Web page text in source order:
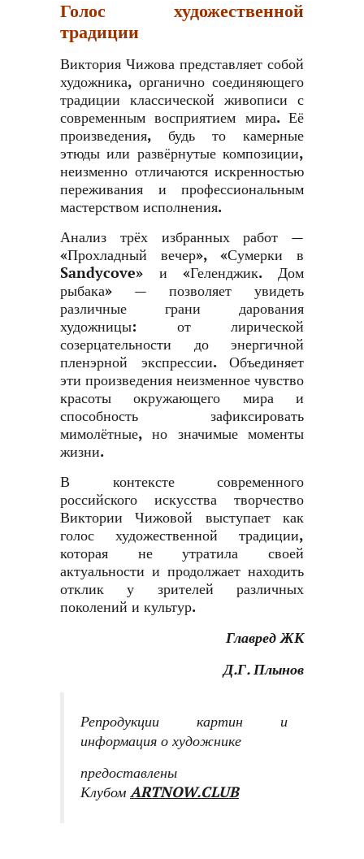
Голос художественной
традиции
Виктория Чижова представляет собой
художника, органично соединяющего
традиции классической живописи с
современным восприятием мира. Её
произведения, будь то камерные
этюды или развёрнутые композиции,
неизменно отличаются искренностью
переживания и профессиональным
мастерством исполнения.
Анализ трёх избранных работ —
«Прохладный вечер», «Сумерки в
Sandycove» и «Геленджик. Дом
рыбака» — позволяет увидеть
различные грани дарования
художницы: от лирической
созерцательности до энергичной
пленэрной экспрессии. Объединяет
эти произведения неизменное чувство
красоты окружающего мира и
способность зафиксировать
мимолётные, но значимые моменты
жизни.
В контексте современного
российского искусства творчество
Виктории Чижовой выступает как
голос художественной традиции,
которая не утратила своей
актуальности и продолжает находить
отклик у зрителей различных
поколений и культур.
Главред ЖК
Д.Г. Плынов
Репродукции картин и
информация о художнике
предоставлены
Клубом ARTNOW.CLUB